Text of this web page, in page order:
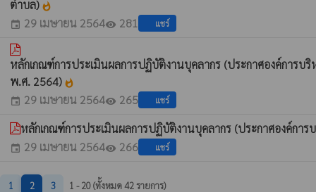
ตำบล) whatshot
event 29 เมษายน 2564visibility 281 แชร์
หลักเกณฑ์การประเมินผลการปฏิบัติงานบุคลากร (ประกาศองค์การบ
พ.ศ. 2564) whatshot
event 29 เมษายน 2564visibility 265 แชร์
หลักเกณฑ์การประเมินผลการปฏิบัติงานบุคลากร (ประกาศองค์ก
event 29 เมษายน 2564visibility 266 แชร์
1 2 3 1 - 20 (ทั้งหมด 42 รายการ)